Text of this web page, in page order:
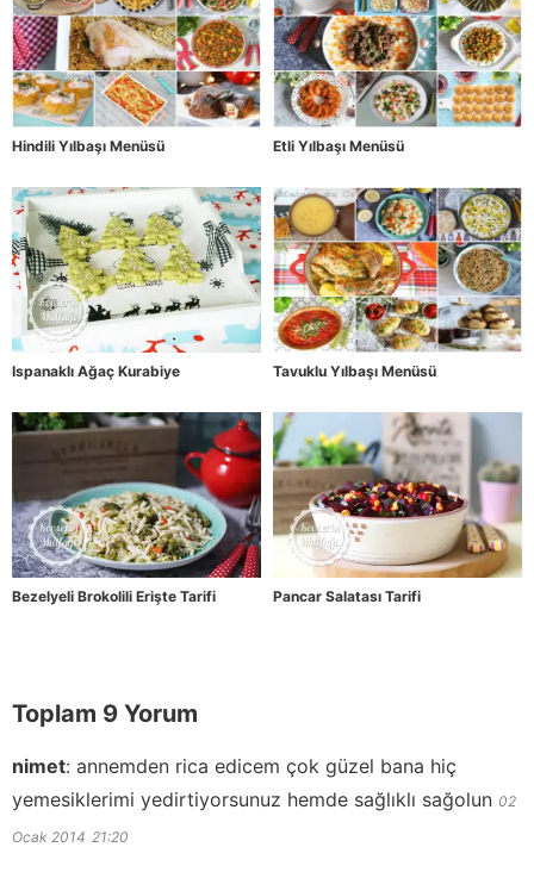
Hindili Yılbaşı Menüsü Etli Yılbaşı Menüsü
Ispanaklı Ağaç Kurabiye Tavuklu Yılbaşı Menüsü
Bezelyeli Brokolili Erişte Tarifi Pancar Salatası Tarifi
Toplam 9 Yorum
nimet: annemden rica edicem çok güzel bana hiç
yemesiklerimi yedirtiyorsunuz hemde sağlıklı sağolun 02
Ocak 2014 21:20